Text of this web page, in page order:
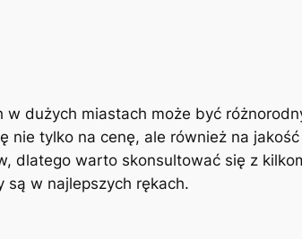
w‌ dużych​ miastach ⁣może być⁤
tylko na cenę, ⁤ale również⁤ na
dlatego ⁢warto skonsultować‌ się z
są w najlepszych rękach.